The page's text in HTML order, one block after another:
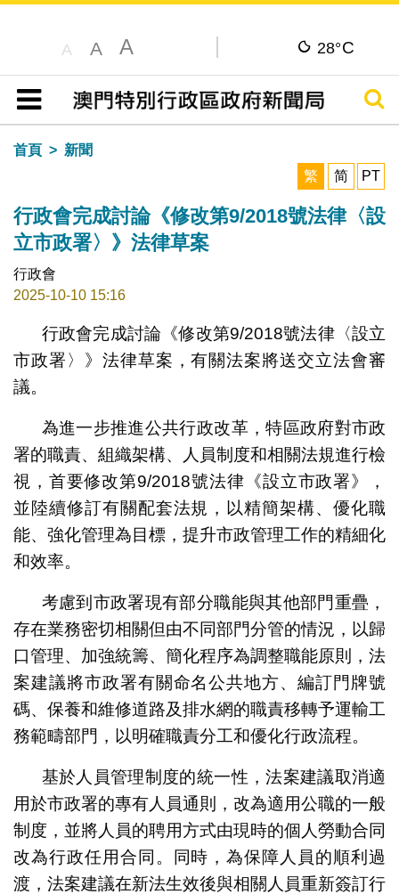
A A A 28°C
目錄
搜尋
首頁
新聞
繁
简 PT
行政會完成討論《修改第9/2018號法律〈設
立市政署〉》法律草案
行政會
2025-10-10 15:16
行政會完成討論《修改第9/2018號法律〈設立
市政署〉》法律草案，有關法案將送交立法會審
議。
為進一步推進公共行政改革，特區政府對市政
署的職責、組織架構、人員制度和相關法規進行檢
視，首要修改第9/2018號法律《設立市政署》，
並陸續修訂有關配套法規，以精簡架構、優化職
能、強化管理為目標，提升市政管理工作的精細化
和效率。
考慮到市政署現有部分職能與其他部門重疊，
存在業務密切相關但由不同部門分管的情況，以歸
口管理、加強統籌、簡化程序為調整職能原則，法
案建議將市政署有關命名公共地方、編訂門牌號
碼、保養和維修道路及排水網的職責移轉予運輸工
務範疇部門，以明確職責分工和優化行政流程。
基於人員管理制度的統一性，法案建議取消適
用於市政署的專有人員通則，改為適用公職的一般
制度，並將人員的聘用方式由現時的個人勞動合同
改為行政任用合同。同時，為保障人員的順利過
渡，法案建議在新法生效後與相關人員重新簽訂行